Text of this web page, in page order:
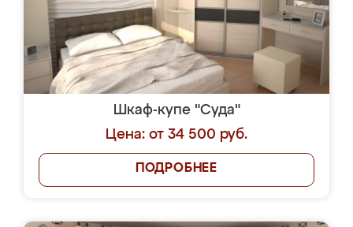
Шкаф-купе "Суда"
Цена: от 34 500 руб.
ПОДРОБНЕЕ